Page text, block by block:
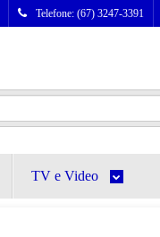
Telefone: (67) 3247-3391
TV e Video